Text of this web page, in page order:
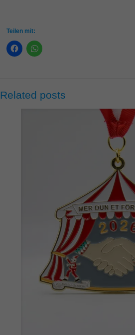
Teilen mit:
Related posts